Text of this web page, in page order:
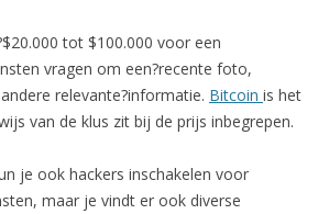
tot $100.000 voor een
vragen om een?recente foto,
relevante?informatie. Bitcoin is het
van de klus zit bij de prijs inbegrepen.
je ook hackers inschakelen voor
maar je vindt er ook diverse